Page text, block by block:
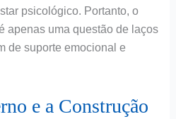
psicológico. Portanto, o
apenas uma questão de laços
de suporte emocional e
e a Construção